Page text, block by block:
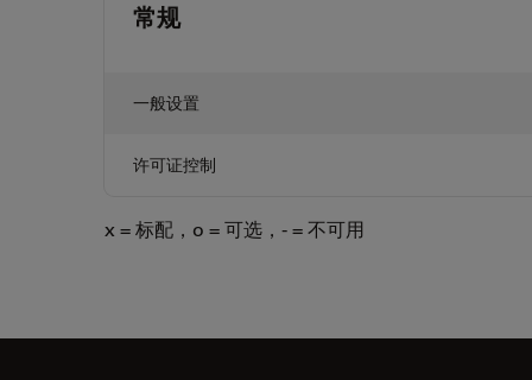
常规
一般设置
许可证控制
x = 标配，o = 可选，- = 不可用